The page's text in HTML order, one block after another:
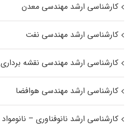
کارشناسی ارشد مهندسی معدن
کارشناسی ارشد مهندسی نفت
کارشناسی ارشد مهندسی نقشه برداری
کارشناسی ارشد مهندسی هوافضا
کارشناسی ارشد نانوفناوری – نانومواد